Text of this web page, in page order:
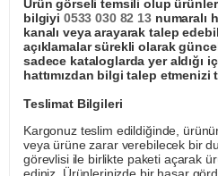
Ürün görseli temsili olup
bilgiyi 0533 030 82 13numaralı
kanalı veya arayarak talep
açıklamalar sürekli olarak
sadece kataloglarda yer aldığı
hattımızdan bilgi talep etmenizi
Teslimat Bilgileri
Kargonuz teslim edildiğinde,
veya ürüne zarar verebilecek bir
görevlisi ile birlikte paketi açarak